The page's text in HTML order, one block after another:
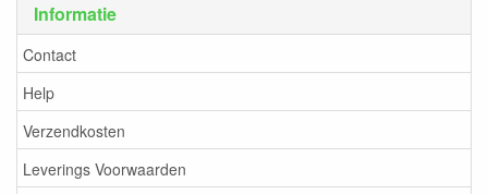
Informatie
Contact
Help
Verzendkosten
Leverings Voorwaarden